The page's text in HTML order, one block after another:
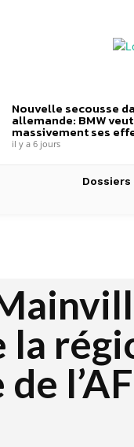
Nouvelle secousse
allemande: BMW
massivement ses
il y a 6 jours
la